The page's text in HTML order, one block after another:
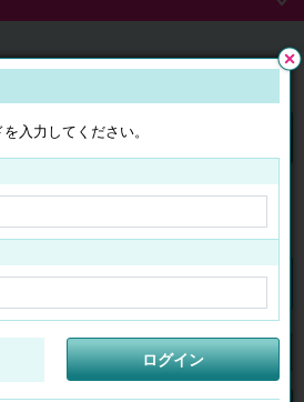
ログイン
マイページ
検索
入力してください。
ログイン